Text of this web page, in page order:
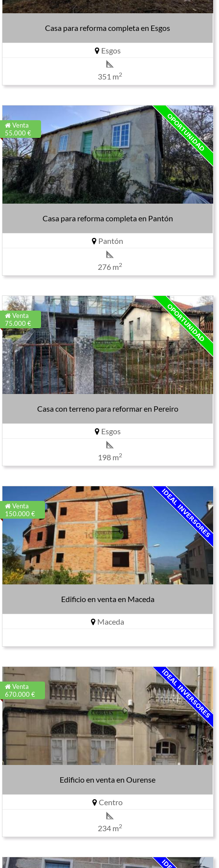
Casa para reforma completa en Esgos
Esgos
351 m2
Venta
55.000 €
Casa para reforma completa en Pantón
Pantón
276 m2
Venta
75.000 €
Casa con terreno para reformar en Pereiro
Esgos
198 m2
Venta
150.000 €
Edificio en venta en Maceda
Maceda
Venta
670.000 €
Edificio en venta en Ourense
Centro
234 m2